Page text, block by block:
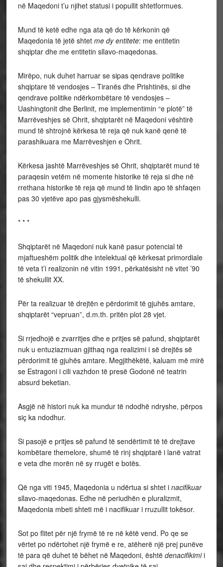
në Maqedoni t’u njihet statusi i popullit shtetformues.
Mund të ketë edhe nga ata që do të kërkonin që
Maqedonia të jetë shtetme dy entitete: me entitetin
shqiptar dhe me entitetin sllavo-maqedonas.
Mirëpo, nuk duhet harruar se sipas qendrave politike
shqiptare të vendosjes – Tiranës dhe Prishtinës, si dhe
qendrave politike ndërkombëtare të vendosjes –
Uashingtonit dhe Berlinit, me implementimin “e plotë” të
Marrëveshjes së Ohrit, shqiptarët në Maqedoni vështirë
mund të shtrojnë kërkesa të reja që nuk kanë qenë të
parashikuara me Marrëveshjen e Ohrit.
Kërkesa jashtë Marrëveshjes së Ohrit, shqiptarët mund të
paraqesin vetëm në momente historike të reja si dhe në
rrethana historike të reja që mund të lindin apo të shfaqen
pas 30 vjetëve apo pas gjysmëshekulli.
* * *
Shqiptarët në Maqedoni nuk kanë pasur potencial të
mjaftueshëm politik dhe intelektual që kërkesat primordiale
të veta t’i realizonin në vitin 1991, përkatësisht në vitet ’90
të shekullit XX.
Për ta realizuar të drejtën e përdorimit të gjuhës amtare,
shqiptarët “vepruan”, d.m.th. pritën plot 28 vjet.
Si rrjedhojë e zvarritjes dhe e pritjes së pafund, shqiptarët
nuk u entuziazmuan gjithaq nga realizimi i së drejtës së
përdorimit të gjuhës amtare. Megjithëkëtë, kaluam më mirë
se Estragoni i cili vazhdon të presë Godonë në teatrin
absurd beketian.
Asgjë në histori nuk ka mundur të ndodhë ndryshe, përpos
siç ka ndodhur.
Si pasojë e pritjes së pafund të sendërtimit të të drejtave
kombëtare themelore, shumë të rinj shqiptarë i lanë vatrat
e veta dhe morën në sy rrugët e botës.
Që nga viti 1945, Maqedonia u ndërtua si shtet i nacifikuar
sllavo-maqedonas. Edhe në periudhën e pluralizmit,
Maqedonia mbeti shteti më i nacifikuar i rruzullit tokësor.
Sot po flitet për një frymë të re në këtë vend. Po qe se
vërtet po ndërtohet një frymë e re, atëherë një prej punëve
të para që duhet të bëhet në Maqedoni, është denacifikimii